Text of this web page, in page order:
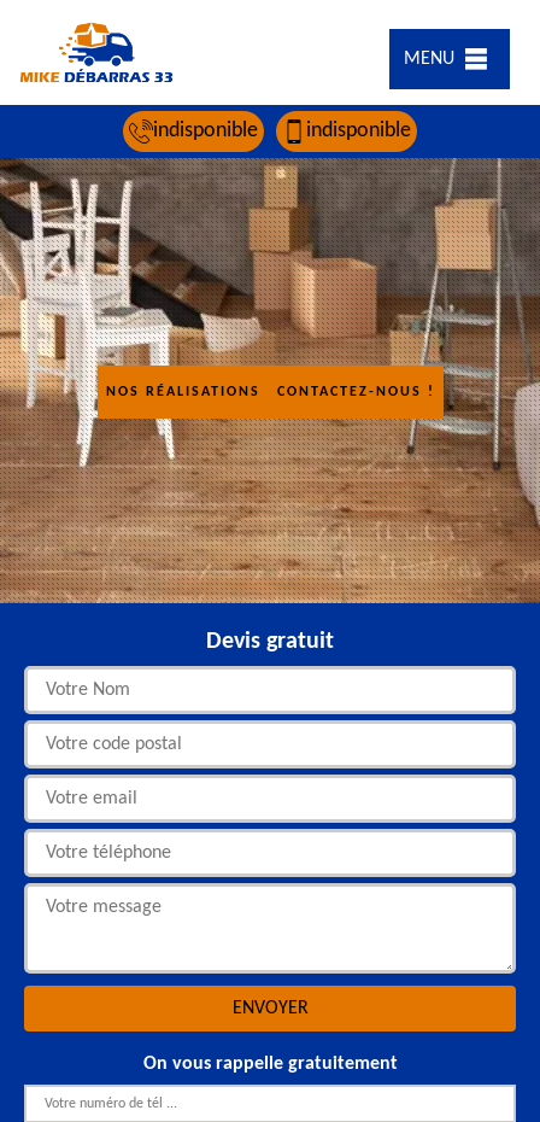
MENU
indisponible indisponible
NOS RÉALISATIONS CONTACTEZ-NOUS !
Devis gratuit
On vous rappelle gratuitement